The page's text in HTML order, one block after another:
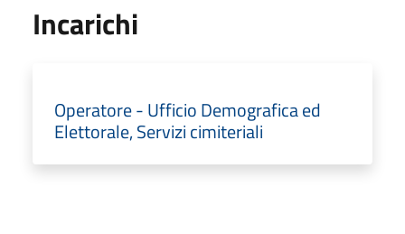
Incarichi
Operatore - Ufficio Demografica ed
Elettorale, Servizi cimiteriali